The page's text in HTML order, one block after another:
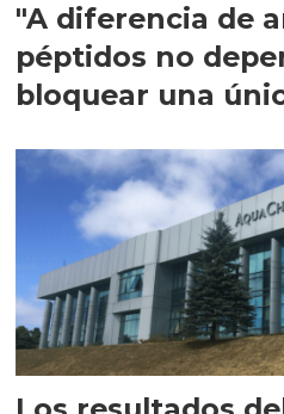
"A diferencia de
péptidos no
bloquear una